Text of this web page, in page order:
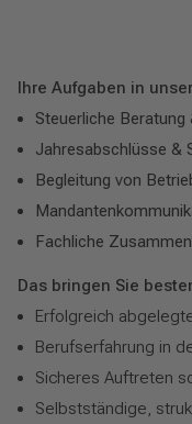
Ihre Aufgaben in
Steuerliche Beratung
Jahresabschlüsse &
Begleitung von
Fachliche
Das bringen Sie
Erfolgreich
Berufserfahrung in
Sicheres Auftreten
Selbstständige,